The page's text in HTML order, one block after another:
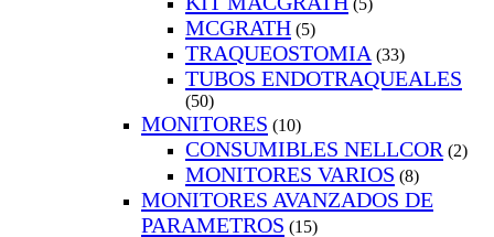
(5)
MCGRATH (5)
TRAQUEOSTOMIA (33)
TUBOS ENDOTRAQUEALES
(50)
MONITORES (10)
CONSUMIBLES NELLCOR (2)
MONITORES VARIOS (8)
MONITORES AVANZADOS DE
PARAMETROS (15)